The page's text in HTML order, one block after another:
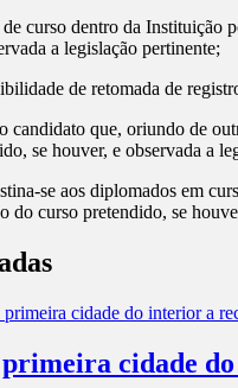
curso dentro da Instituição
a legislação pertinente;
de retomada de
candidato que, oriundo de
se houver, e observada a
se aos diplomados em
do curso pretendido, se
cidade